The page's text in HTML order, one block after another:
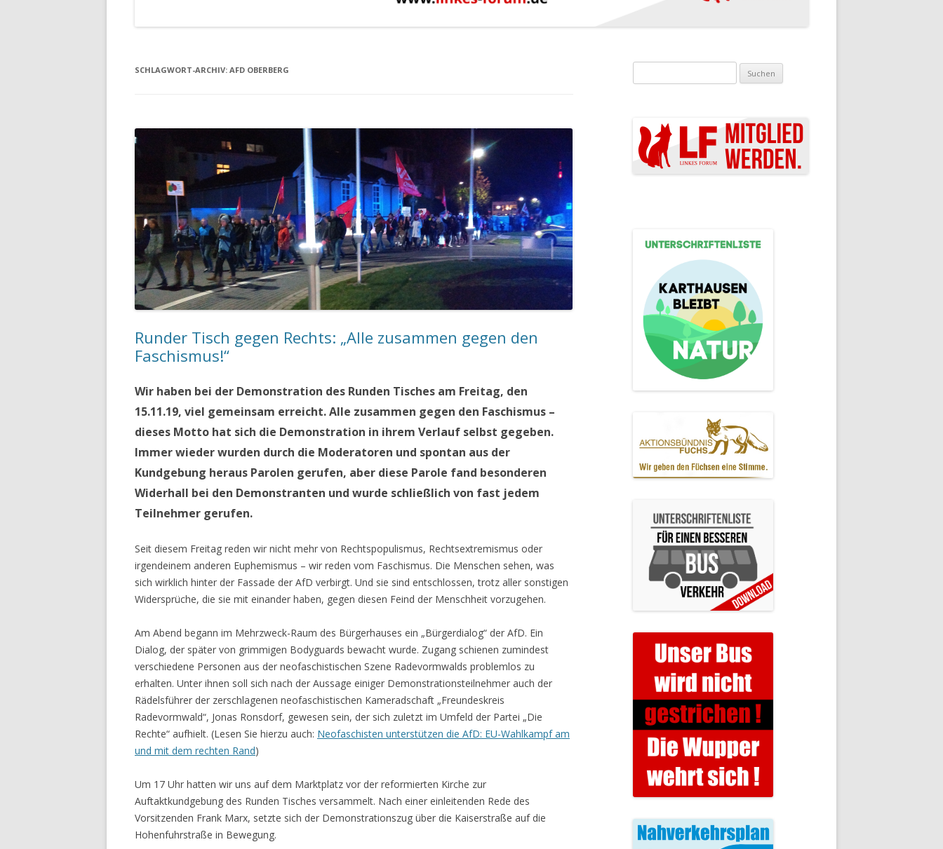
SCHLAGWORT-ARCHIV: AFD OBERBERG
Runder Tisch gegen Rechts: „Alle zusammen gegen den
Faschismus!“
Wir haben bei der Demonstration des Runden Tisches am Freitag, den
15.11.19, viel gemeinsam erreicht. Alle zusammen gegen den Faschismus –
dieses Motto hat sich die Demonstration in ihrem Verlauf selbst gegeben.
Immer wieder wurden durch die Moderatoren und spontan aus der
Kundgebung heraus Parolen gerufen, aber diese Parole fand besonderen
Widerhall bei den Demonstranten und wurde schließlich von fast jedem
Teilnehmer gerufen.
Seit diesem Freitag reden wir nicht mehr von Rechtspopulismus, Rechtsextremismus oder
irgendeinem anderen Euphemismus – wir reden vom Faschismus. Die Menschen sehen, was
sich wirklich hinter der Fassade der AfD verbirgt. Und sie sind entschlossen, trotz aller sonstigen
Widersprüche, die sie mit einander haben, gegen diesen Feind der Menschheit vorzugehen.
Am Abend begann im Mehrzweck-Raum des Bürgerhauses ein „Bürgerdialog“ der AfD. Ein
Dialog, der später von grimmigen Bodyguards bewacht wurde. Zugang schienen zumindest
verschiedene Personen aus der neofaschistischen Szene Radevormwalds problemlos zu
erhalten. Unter ihnen soll sich nach der Aussage einiger Demonstrationsteilnehmer auch der
Rädelsführer der zerschlagenen neofaschistischen Kameradschaft „Freundeskreis
Radevormwald“, Jonas Ronsdorf, gewesen sein, der sich zuletzt im Umfeld der Partei „Die
Rechte“ aufhielt. (Lesen Sie hierzu auch: Neofaschisten unterstützen die AfD: EU-Wahlkampf am
und mit dem rechten Rand)
Um 17 Uhr hatten wir uns auf dem Marktplatz vor der reformierten Kirche zur
Auftaktkundgebung des Runden Tisches versammelt. Nach einer einleitenden Rede des
Vorsitzenden Frank Marx, setzte sich der Demonstrationszug über die Kaiserstraße auf die
Hohenfuhrstraße in Bewegung.